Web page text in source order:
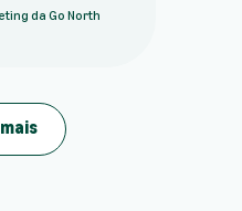
da Go North